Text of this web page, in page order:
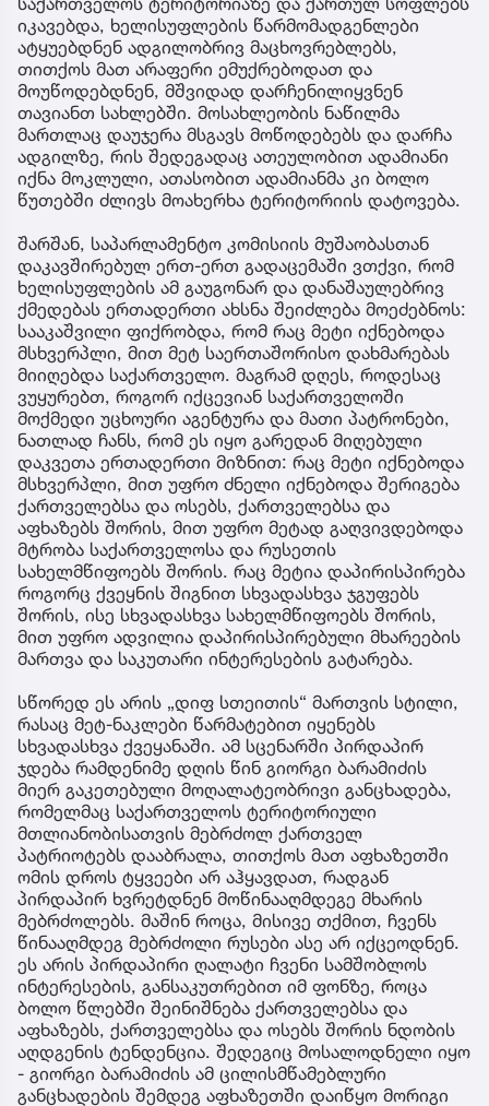
იკავებდა, ხელისუფლების წარმომადგენლები
ატყუებდნენ ადგილობრივ მაცხოვრებლებს,
თითქოს მათ არაფერი ემუქრებოდათ და
მოუწოდებდნენ, მშვიდად დარჩენილიყვნენ
თავიანთ სახლებში. მოსახლეობის ნაწილმა
მართლაც დაუჯერა მსგავს მოწოდებებს და დარჩა
ადგილზე, რის შედეგადაც ათეულობით ადამიანი
იქნა მოკლული, ათასობით ადამიანმა კი ბოლო
წუთებში ძლივს მოახერხა ტერიტორიის დატოვება.
შარშან, საპარლამენტო კომისიის მუშაობასთან
დაკავშირებულ ერთ-ერთ გადაცემაში ვთქვი, რომ
ხელისუფლების ამ გაუგონარ და დანაშაულებრივ
ქმედებას ერთადერთი ახსნა შეიძლება მოეძებნოს:
სააკაშვილი ფიქრობდა, რომ რაც მეტი იქნებოდა
მსხვერპლი, მით მეტ საერთაშორისო დახმარებას
მიიღებდა საქართველო. მაგრამ დღეს, როდესაც
ვუყურებთ, როგორ იქცევიან საქართველოში
მოქმედი უცხოური აგენტურა და მათი პატრონები,
ნათლად ჩანს, რომ ეს იყო გარედან მიღებული
დაკვეთა ერთადერთი მიზნით: რაც მეტი იქნებოდა
მსხვერპლი, მით უფრო ძნელი იქნებოდა შერიგება
ქართველებსა და ოსებს, ქართველებსა და
აფხაზებს შორის, მით უფრო მეტად გაღვივდებოდა
მტრობა საქართველოსა და რუსეთის
სახელმწიფოებს შორის. რაც მეტია დაპირისპირება
როგორც ქვეყნის შიგნით სხვადასხვა ჯგუფებს
შორის, ისე სხვადასხვა სახელმწიფოებს შორის,
მით უფრო ადვილია დაპირისპირებული მხარეების
მართვა და საკუთარი ინტერესების გატარება.
სწორედ ეს არის „დიფ სთეითის“ მართვის სტილი,
რასაც მეტ-ნაკლები წარმატებით იყენებს
სხვადასხვა ქვეყანაში. ამ სცენარში პირდაპირ
ჯდება რამდენიმე დღის წინ გიორგი ბარამიძის
მიერ გაკეთებული მოღალატეობრივი განცხადება,
რომელმაც საქართველოს ტერიტორიული
მთლიანობისათვის მებრძოლ ქართველ
პატრიოტებს დააბრალა, თითქოს მათ აფხაზეთში
ომის დროს ტყვეები არ აჰყავდათ, რადგან
პირდაპირ ხვრეტდნენ მოწინააღმდეგე მხარის
მებრძოლებს. მაშინ როცა, მისივე თქმით, ჩვენს
წინააღმდეგ მებრძოლი რუსები ასე არ იქცეოდნენ.
ეს არის პირდაპირი ღალატი ჩვენი სამშობლოს
ინტერესების, განსაკუთრებით იმ ფონზე, როცა
ბოლო წლებში შეინიშნება ქართველებსა და
აფხაზებს, ქართველებსა და ოსებს შორის ნდობის
აღდგენის ტენდენცია. შედეგიც მოსალოდნელი იყო
- გიორგი ბარამიძის ამ ცილისმწამებლური
განცხადების შემდეგ აფხაზეთში დაიწყო მორიგი